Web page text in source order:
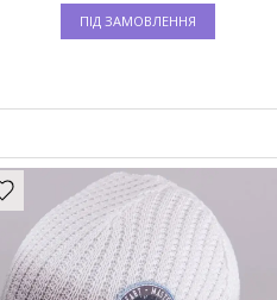
ПІД ЗАМОВЛЕННЯ